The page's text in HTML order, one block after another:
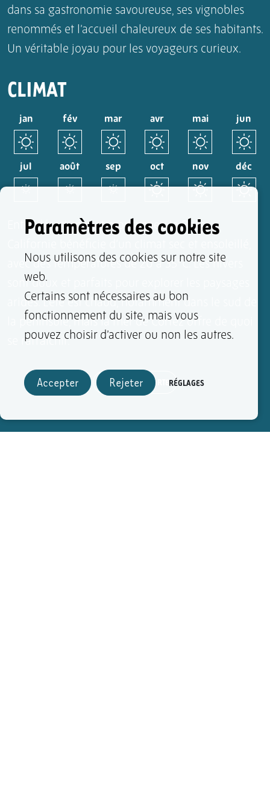
Paramètres des cookies
Nous utilisons des cookies sur notre site
web.
Certains sont nécessaires au bon
fonctionnement du site, mais vous
pouvez choisir d’activer ou non les autres.
Accepter Rejeter RÉGLAGES
dans sa gastronomie savoureuse, ses vignobles
renommés et l’accueil chaleureux de ses habitants.
Un véritable joyau pour les voyageurs curieux.
CLIMAT
jan fév mar avr mai jun
jul août sep oct nov déc
Entre désert, mer et montagnes, la Basse-
avec des températures de 20 à 35°C. Les hivers
sont doux et parfaits pour explorer les paysages
arides. L’été est chaud, notamment dans le sud de
la péninsule, mais la mer de Cortez offre de quoi
se rafraîchir.
+
−
AGRANDIR LA CARTE